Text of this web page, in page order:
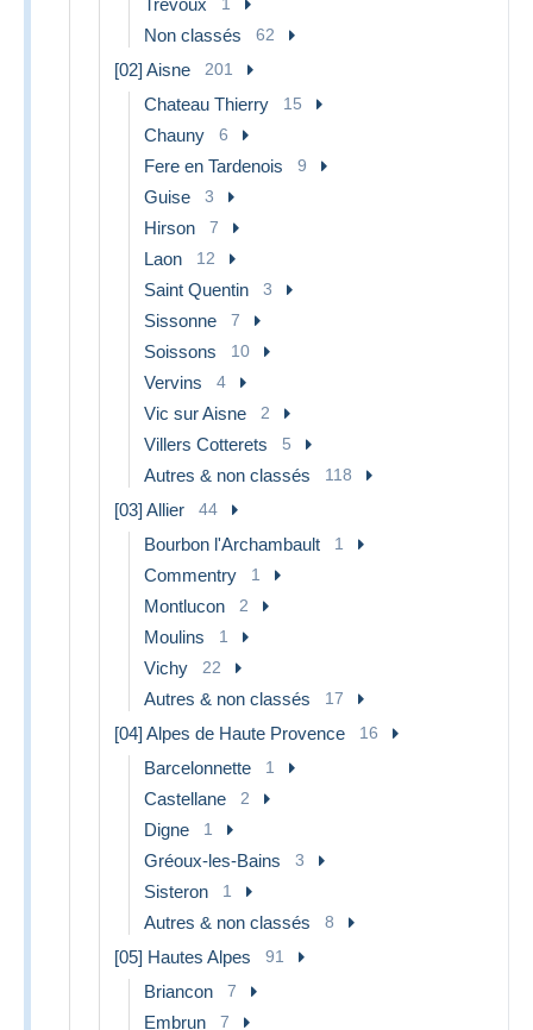
Non classés 62
[02] Aisne 201
Chateau Thierry 15
Chauny 6
Fere en Tardenois 9
Guise 3
Hirson 7
Laon 12
Saint Quentin 3
Sissonne 7
Soissons 10
Vervins 4
Vic sur Aisne 2
Villers Cotterets 5
Autres & non classés 118
[03] Allier 44
Bourbon l'Archambault 1
Commentry 1
Montlucon 2
Moulins 1
Vichy 22
Autres & non classés 17
[04] Alpes de Haute Provence 16
Barcelonnette 1
Castellane 2
Digne 1
Gréoux-les-Bains 3
Sisteron 1
Autres & non classés 8
[05] Hautes Alpes 91
Briancon 7
Embrun 7